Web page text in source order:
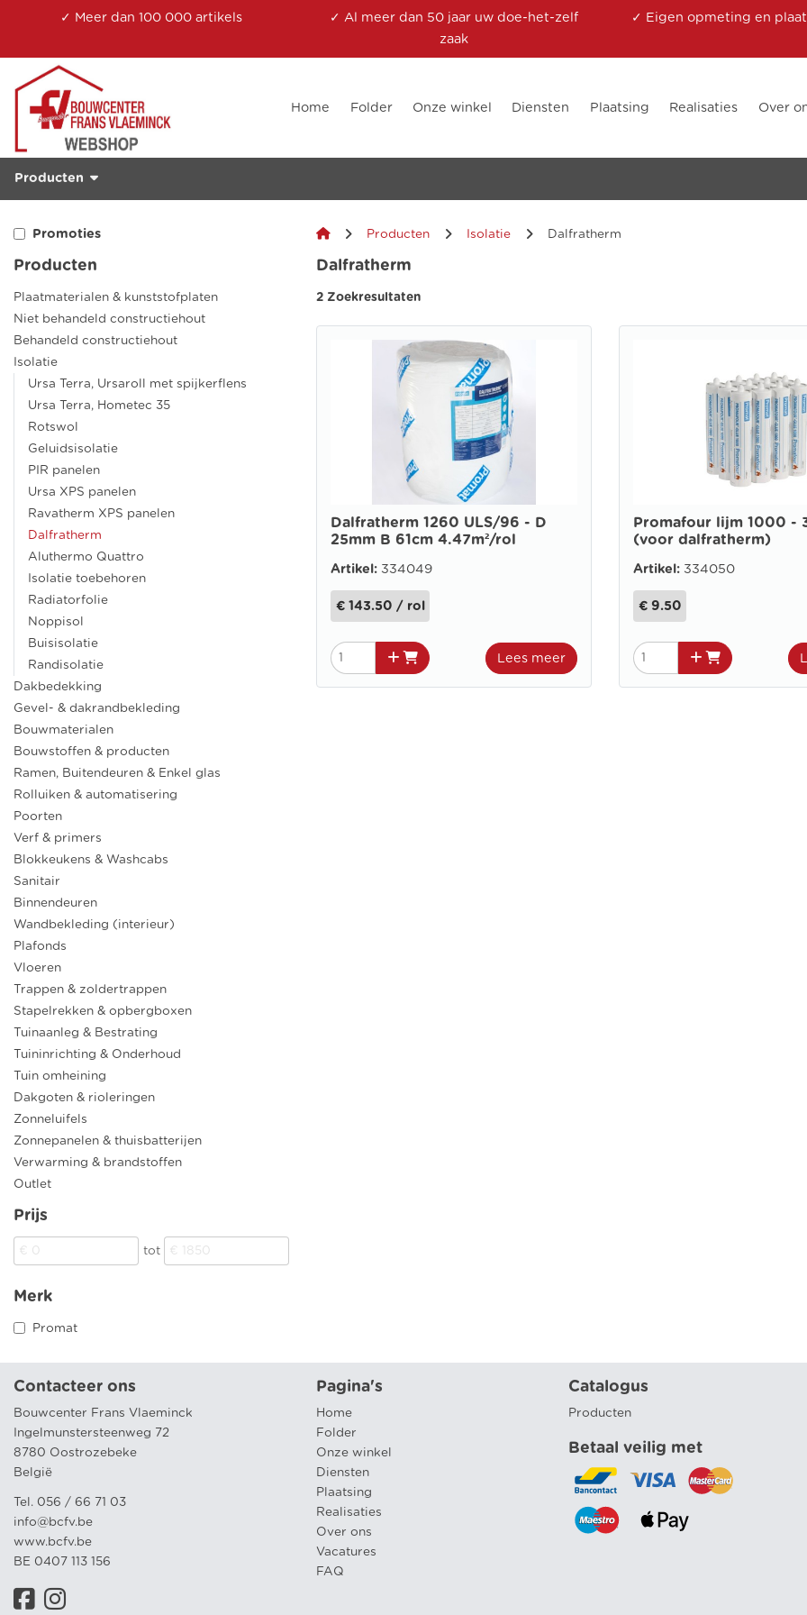
✓ Meer dan 100 000 artikels
✓ Al meer dan 50 jaar uw doe-het-zelf
zaak
✓ Eigen opmeting en
Home Folder Onze winkel Diensten Plaatsing Realisaties Over
Producten
Promoties
Producten
Plaatmaterialen & kunststofplaten
Niet behandeld constructiehout
Behandeld constructiehout
Isolatie
Ursa Terra, Ursaroll met spijkerflens
Ursa Terra, Hometec 35
Rotswol
Geluidsisolatie
PIR panelen
Ursa XPS panelen
Ravatherm XPS panelen
Dalfratherm
Aluthermo Quattro
Isolatie toebehoren
Radiatorfolie
Noppisol
Buisisolatie
Randisolatie
Dakbedekking
Gevel- & dakrandbekleding
Bouwmaterialen
Bouwstoffen & producten
Ramen, Buitendeuren & Enkel glas
Rolluiken & automatisering
Poorten
Verf & primers
Blokkeukens & Washcabs
Sanitair
Binnendeuren
Wandbekleding (interieur)
Plafonds
Vloeren
Trappen & zoldertrappen
Stapelrekken & opbergboxen
Tuinaanleg & Bestrating
Tuininrichting & Onderhoud
Tuin omheining
Dakgoten & rioleringen
Zonneluifels
Zonnepanelen & thuisbatterijen
Verwarming & brandstoffen
Outlet
Prijs
tot
Merk
Promat
Producten Isolatie Dalfratherm
Dalfratherm
2 Zoekresultaten
Dalfratherm 1260 ULS/96 - D
25mm B 61cm 4.47m²/rol
Artikel: 334049
€ 143.50 / rol
Lees meer
Promafour lijm 1000 -
(voor dalfratherm)
Artikel: 334050
€ 9.50
Contacteer ons
Bouwcenter Frans Vlaeminck
Ingelmunstersteenweg 72
8780 Oostrozebeke
België
Tel. 056 / 66 71 03
info@bcfv.be
www.bcfv.be
BE 0407 113 156
Pagina's
Home
Folder
Onze winkel
Diensten
Plaatsing
Realisaties
Over ons
Vacatures
FAQ
Catalogus
Producten
Betaal veilig met